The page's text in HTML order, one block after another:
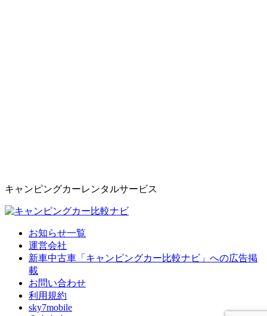
キャンピングカーレンタルサービス
お知らせ一覧
運営会社
新車中古車「キャンピングカー比較ナビ」への広告掲
載
お問い合わせ
利用規約
sky7mobile